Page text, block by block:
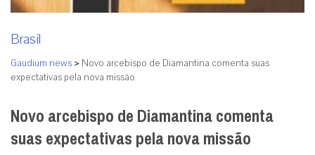
Brasil
Gaudium news > Novo arcebispo de Diamantina comenta suas
expectativas pela nova missão
Novo arcebispo de Diamantina comenta
suas expectativas pela nova missão